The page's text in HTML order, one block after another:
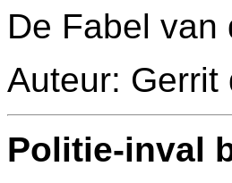
De Fabel van
Auteur: Gerrit
Politie-inval